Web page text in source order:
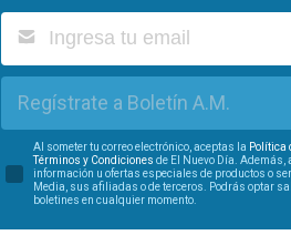
Regístrate a Boletín A.M.
Al someter tu correo electrónico, aceptas la Política
Términos y Condiciones de El Nuevo Día.
información u ofertas especiales de productos o
Media, sus afiliadas o de terceros. Podrás optar
boletines en cualquier momento.